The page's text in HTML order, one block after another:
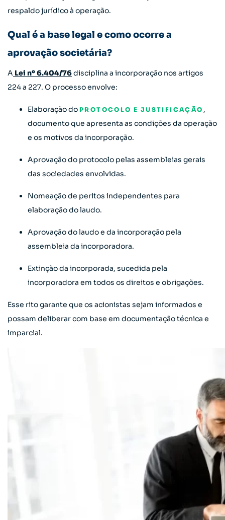
respaldo jurídico à operação.
Qual é a base legal e como ocorre a
aprovação societária?
A Lei nº 6.404/76disciplina a incorporação nos artigos
224 a 227. O processo envolve:
Elaboração do PROTOCOLO E JUSTIFICAÇÃO ,
documento que apresenta as condições da operação
e os motivos da incorporação.
Aprovação do protocolo pelas assembleias gerais
das sociedades envolvidas.
Nomeação de peritos independentes para
elaboração do laudo.
Aprovação do laudo e da incorporação pela
assembleia da incorporadora.
Extinção da incorporada, sucedida pela
incorporadora em todos os direitos e obrigações.
Esse rito garante que os acionistas sejam informados e
possam deliberar com base em documentação técnica e
imparcial.